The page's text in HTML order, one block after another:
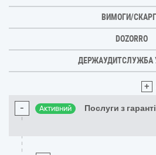
ВИМОГИ/
DOZORRO
ДЕРЖАУДИТСЛУЖБА
+
- Активний Послуги з